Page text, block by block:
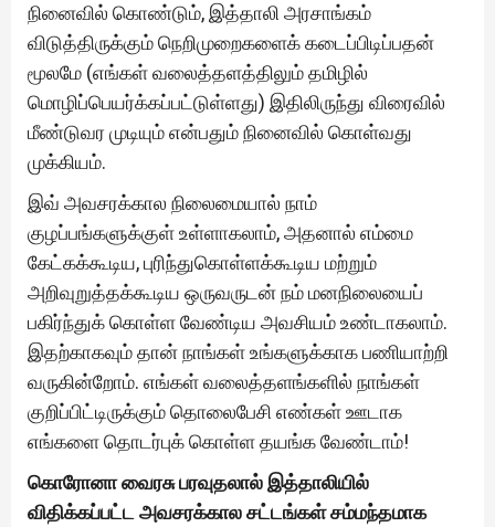
நினைவில் கொண்டும், இத்தாலி அரசாங்கம்
விடுத்திருக்கும் நெறிமுறைகளைக் கடைப்பிடிப்பதன்
மூலமே (எங்கள் வலைத்தளத்திலும் தமிழில்
மொழிப்பெயர்க்கப்பட்டுள்ளது) இதிலிருந்து விரைவில்
மீண்டுவர முடியும் என்பதும் நினைவில் கொள்வது
முக்கியம்.
இவ் அவசரக்கால நிலைமையால் நாம்
குழப்பங்களுக்குள் உள்ளாகலாம், அதனால் எம்மை
கேட்கக்கூடிய, புரிந்துகொள்ளக்கூடிய மற்றும்
அறிவுறுத்தக்கூடிய ஒருவருடன் நம் மனநிலையைப்
பகிர்ந்துக் கொள்ள வேண்டிய அவசியம் உண்டாகலாம்.
இதற்காகவும் தான் நாங்கள் உங்களுக்காக பணியாற்றி
வருகின்றோம். எங்கள் வலைத்தளங்களில் நாங்கள்
குறிப்பிட்டிருக்கும் தொலைபேசி எண்கள் ஊடாக
எங்களை தொடர்புக் கொள்ள தயங்க வேண்டாம்!
கொரோனா வைரசு பரவுதலால் இத்தாலியில்
விதிக்கப்பட்ட அவசரக்கால சட்டங்கள் சம்மந்தமாக